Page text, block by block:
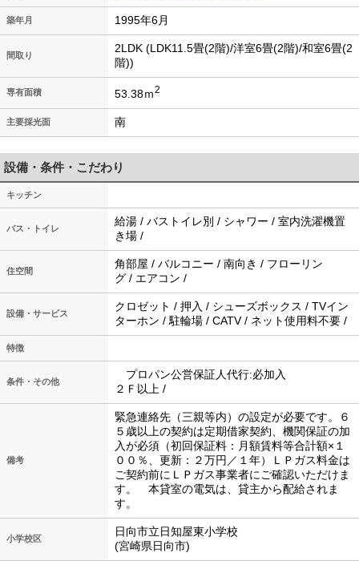
築年月 1995年6月
間取り
2LDK (LDK11.5畳(2階)/洋室6畳(2階)/和室6畳(2
階))
専有面積 53.38ｍ2
主要採光面 南
設備・条件・こだわり
キッチン
バス・トイレ
給湯 / バストイレ別 / シャワー / 室内洗濯機置
き場 /
住空間
角部屋 / バルコニー / 南向き / フローリン
グ / エアコン /
設備・サービス
クロゼット / 押入 / シューズボックス / TVイン
ターホン / 駐輪場 / CATV / ネット使用料不要 /
特徴
条件・その他
プロパン公営保証人代行:必加入
２Ｆ以上 /
備考
緊急連絡先（三親等内）の設定が必要です。６
５歳以上の契約は定期借家契約、機関保証の加
入が必須（初回保証料：月額賃料等合計額×１
００％、更新：２万円／１年）ＬＰガス料金は
ご契約前にＬＰガス事業者にご確認いただけま
す。 本貸室の電気は、貸主から配給されま
す。
小学校区
日向市立日知屋東小学校
(宮崎県日向市)